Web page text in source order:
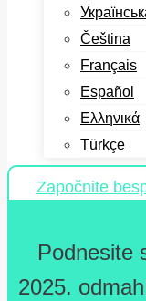
Čeština
Français
Español
Ελληνικά
Türkçe
Započnite
Podnesite
2025.